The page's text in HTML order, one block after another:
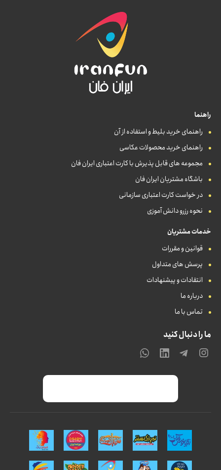
راهنما
راهنمای خرید بلیط و استفاده از آن
راهنمای خرید محصولات عکاسی
مجموعه های قابل پذیرش با کارت اعتباری ایران فان
باشگاه مشتریان ایران فان
در خواست کارت اعتباری سازمانی
نحوه رزرو دانش آموزی
خدمات مشتریان
قوانین و مقررات
پرسش های متداول
انتقادات و پیشنهادات
درباره ما
تماس با ما
ما را دنبال کنید